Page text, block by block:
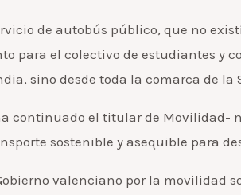
de autobús público, que no
para el colectivo de estudiantes y
sino desde toda la comarca de
continuado el titular de Movilidad-
sostenible y asequible para
valenciano por la movilidad